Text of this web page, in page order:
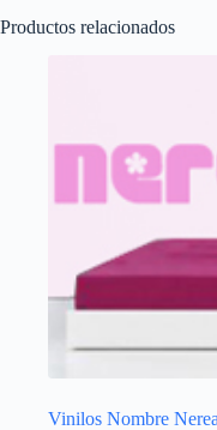
Productos relacionados
Vinilos Nombre Nerea